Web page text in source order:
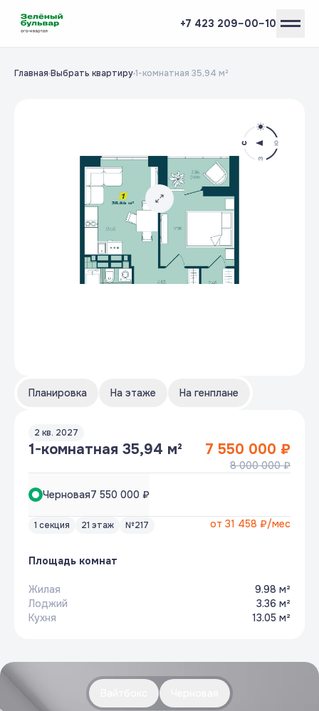
+7 423 209–00–10
Главная Выбрать квартиру1-комнатная 35,94 м²
Планировка На этаже На генплане
2 кв. 2027
1-комнатная 35,94 м² 7 550 000 ₽
8 000 000 ₽
Черновая7 550 000 ₽
1 секция 21 этаж №217 от 31 458 ₽/мес
Площадь комнат
Жилая
9.98 м²
Лоджий
3.36 м²
Кухня
13.05 м²